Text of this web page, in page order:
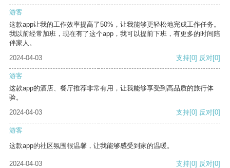
游客
这款app让我的工作效率提高了50%，让我能够更轻松地完成工作任务。
我以前经常加班，现在有了这个app，我可以提前下班，有更多的时间陪
伴家人。
2024-04-03
支持[0] 反对[0]
游客
这款app的酒店、餐厅推荐非常有用，让我能够享受到高品质的旅行体
验。
2024-04-03
支持[0] 反对[0]
游客
这款app的社区氛围很温馨，让我能够感受到家的温暖。
2024-04-03 支持[0] 反对[0]